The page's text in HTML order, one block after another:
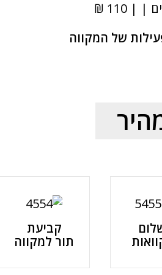
| 110 ₪
של המקווה
קביעת
תור למקווה